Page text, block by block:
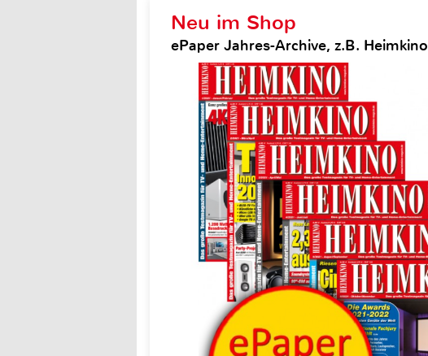
Neu im Shop
ePaper Jahres-Archive, z.B. Heimkino